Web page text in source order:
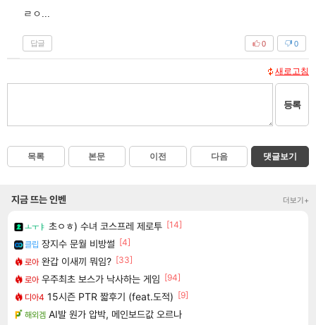
ㄹㅇ...
답글 0
0
새로고침
등록
목록 본문 이전 다음 댓글보기
지금 뜨는 인벤 더보기+
ㅗㅜㅑ 초ㅇㅎ) 수녀 코스프레 제로투 [14]
클립 장지수 문월 비방썰 [4]
로아 완갑 이새끼 뭐임? [33]
로아 우주최초 보스가 낙사하는 게임 [94]
디아4 15시즌 PTR 짧후기 (feat.도적) [9]
해외겜 AI발 원가 압박, 메인보드값 오르나